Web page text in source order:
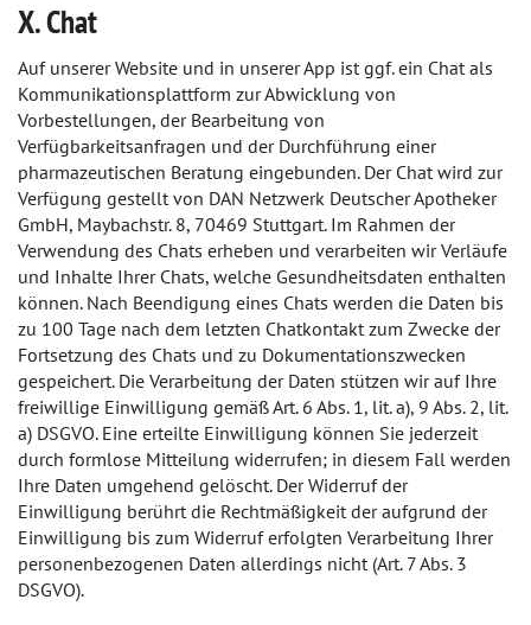
X. Chat
Auf unserer Website und in unserer App ist ggf. ein Chat als
Kommunikationsplattform zur Abwicklung von
Vorbestellungen, der Bearbeitung von
Verfügbarkeitsanfragen und der Durchführung einer
pharmazeutischen Beratung eingebunden. Der Chat wird zur
Verfügung gestellt von DAN Netzwerk Deutscher Apotheker
GmbH, Maybachstr. 8, 70469 Stuttgart. Im Rahmen der
Verwendung des Chats erheben und verarbeiten wir Verläufe
und Inhalte Ihrer Chats, welche Gesundheitsdaten enthalten
können. Nach Beendigung eines Chats werden die Daten bis
zu 100 Tage nach dem letzten Chatkontakt zum Zwecke der
Fortsetzung des Chats und zu Dokumentationszwecken
gespeichert. Die Verarbeitung der Daten stützen wir auf Ihre
freiwillige Einwilligung gemäß Art. 6 Abs. 1, lit. a), 9 Abs. 2, lit.
a) DSGVO. Eine erteilte Einwilligung können Sie jederzeit
durch formlose Mitteilung widerrufen; in diesem Fall werden
Ihre Daten umgehend gelöscht. Der Widerruf der
Einwilligung berührt die Rechtmäßigkeit der aufgrund der
Einwilligung bis zum Widerruf erfolgten Verarbeitung Ihrer
personenbezogenen Daten allerdings nicht (Art. 7 Abs. 3
DSGVO).